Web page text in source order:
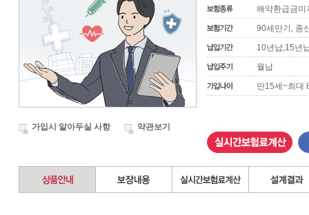
가입시 알아두실 사항 약관보기
해약환급금미
90세만기, 종
10년납,15년
월납
만15세~최대